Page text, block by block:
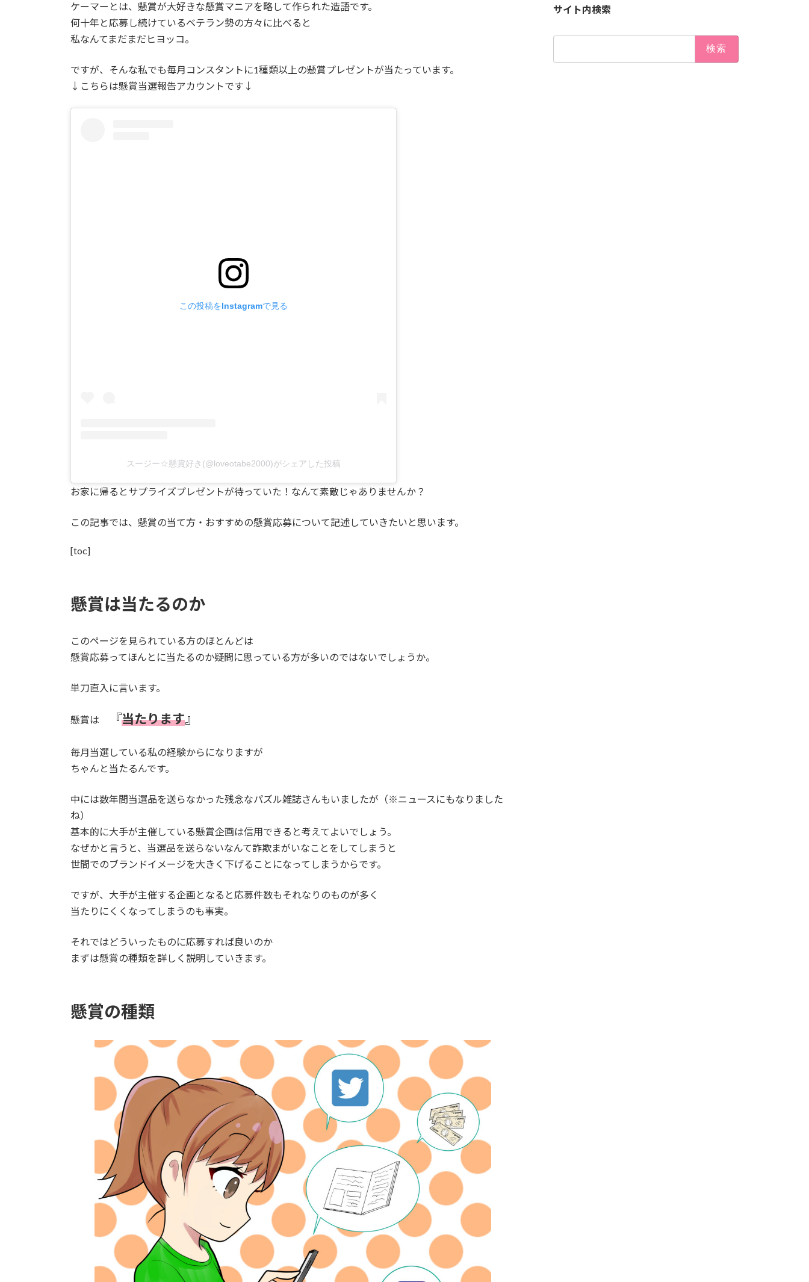
ケーマーとは、懸賞が大好きな懸賞マニアを略して作られた造語です。
何十年と応募し続けているベテラン勢の方々に比べると
私なんてまだまだヒヨッコ。
ですが、そんな私でも毎月コンスタントに1種類以上の懸賞プレゼントが当たっています。
↓こちらは懸賞当選報告アカウントです↓
この投稿をInstagramで見る
スージー☆懸賞好き(@loveotabe2000)がシェアした投稿
お家に帰るとサプライズプレゼントが待っていた！なんて素敵じゃありませんか？
この記事では、懸賞の当て方・おすすめの懸賞応募について記述していきたいと思います。
[toc]
懸賞は当たるのか
このページを見られている方のほとんどは
懸賞応募ってほんとに当たるのか疑問に思っている方が多いのではないでしょうか。
単刀直入に言います。
懸賞は 『当たります 』
毎月当選している私の経験からになりますが
ちゃんと当たるんです。
中には数年間当選品を送らなかった残念なパズル雑誌さんもいましたが（※ニュースにもなりました
ね）
基本的に大手が主催している懸賞企画は信用できると考えてよいでしょう。
なぜかと言うと、当選品を送らないなんて詐欺まがいなことをしてしまうと
世間でのブランドイメージを大きく下げることになってしまうからです。
ですが、大手が主催する企画となると応募件数もそれなりのものが多く
当たりにくくなってしまうのも事実。
それではどういったものに応募すれば良いのか
まずは懸賞の種類を詳しく説明していきます。
懸賞の種類
サイト内検索